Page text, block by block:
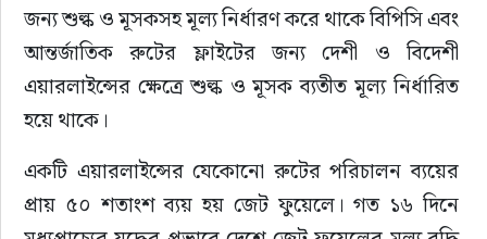
জন্য শুল্ক ও মূসকসহ মূল্য নির্ধারণ করে থাকে বিপিসি এবং
আন্তর্জাতিক রুটের ফ্লাইটের জন্য দেশী ও বিদেশী
এয়ারলাইন্সের ক্ষেত্রে শুল্ক ও মূসক ব্যতীত মূল্য নির্ধারিত
হয়ে থাকে।
একটি এয়ারলাইন্সের যেকোনো রুটের পরিচালন ব্যয়ের
প্রায় ৫০ শতাংশ ব্যয় হয় জেট ফুয়েলে। গত ১৬ দিনে